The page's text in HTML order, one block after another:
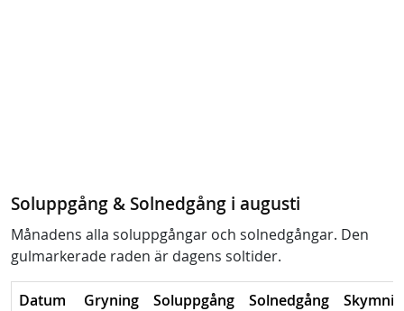
Soluppgång & Solnedgång i augusti
Månadens alla soluppgångar och solnedgångar. Den
gulmarkerade raden är dagens soltider.
Datum Gryning Soluppgång Solnedgång